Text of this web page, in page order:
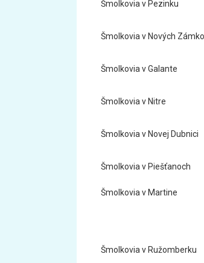
Šmolkovia v Pezinku
Šmolkovia v Nových
Šmolkovia v Galante
Šmolkovia v Nitre
Šmolkovia v Novej Dubnici
Šmolkovia v Piešťanoch
Šmolkovia v Martine
Šmolkovia v Ružomberku